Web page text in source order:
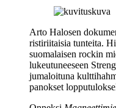
Arto Halosen
ristiriitaisia tunteita.
suomalaisen rockin
lukeutuneeseen
jumaloituna
panokset